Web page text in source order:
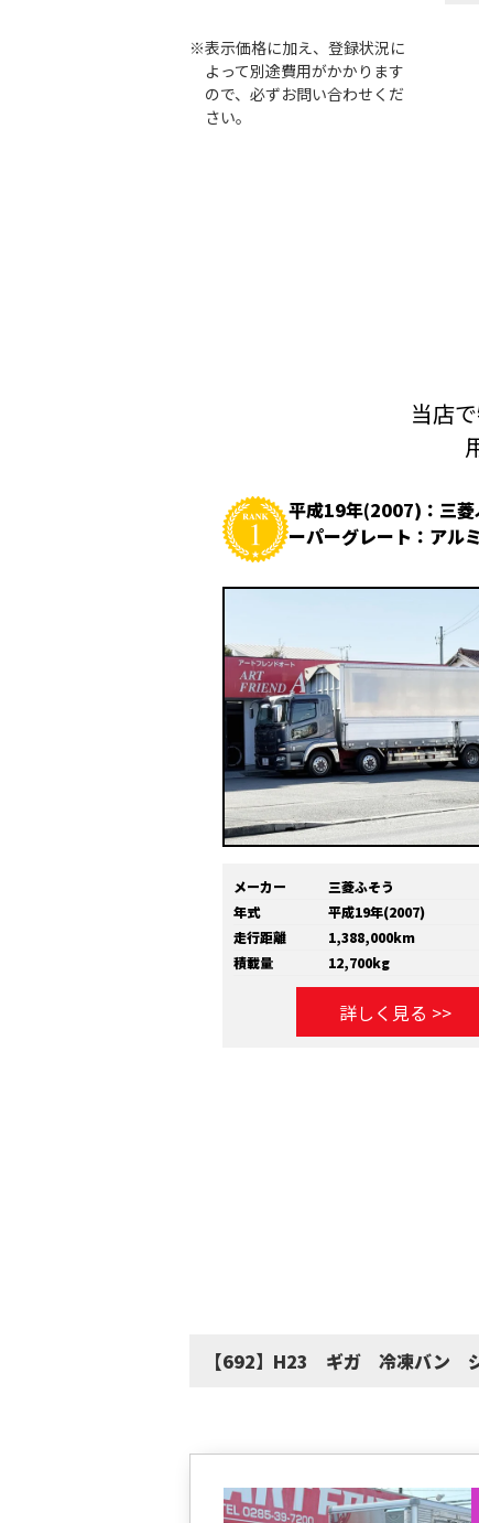
※表示価格に加え、登録状況に
よって別途費用がかかります
ので、必ずお問い合わせくだ
さい。
当店
平成19年(2007)：三菱
ーパーグレート：アル
メーカー
三菱ふそう
年式
平成19年(2007)
走行距離
1,388,000km
積載量
12,700kg
詳しく見る >>
【692】H23 ギガ 冷凍バン